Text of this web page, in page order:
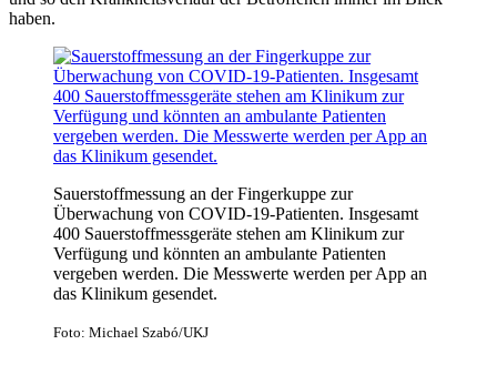
haben.
Sauerstoffmessung an der Fingerkuppe zur
Überwachung von COVID-19-Patienten. Insgesamt
400 Sauerstoffmessgeräte stehen am Klinikum zur
Verfügung und könnten an ambulante Patienten
vergeben werden. Die Messwerte werden per App an
das Klinikum gesendet.
Foto: Michael Szabó/UKJ